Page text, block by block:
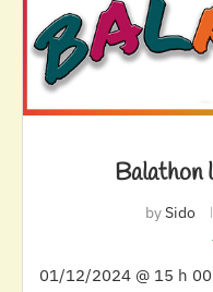
Balathon
bySido
01/12/2024 @ 15 h